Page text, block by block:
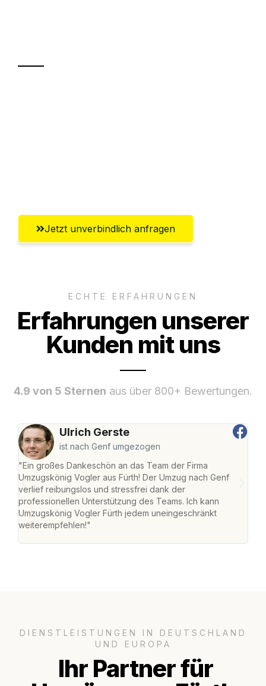
Jetzt unverbindlich anfragen
ECHTE ERFAHRUNGEN
Erfahrungen unserer
Kunden mit uns
4.9 von 5 Sternen aus über 800+ Bewertungen.
Ulrich Gerste
ist nach Genf umgezogen
"Ein großes Dankeschön an das Team der Firma
Umzugskönig Vogler aus Fürth! Der Umzug nach Genf
verlief reibungslos und stressfrei dank der
professionellen Unterstützung des Teams. Ich kann
Umzugskönig Vogler Fürth jedem uneingeschränkt
weiterempfehlen!"
DIENSTLEISTUNGEN IN DEUTSCHLAND
UND EUROPA
Ihr Partner für